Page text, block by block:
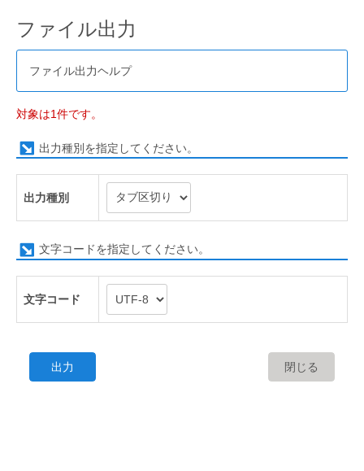
ファイル出力
ファイル出力ヘルプ
対象は1件です。
出力種別を指定してください。
出力種別
文字コードを指定してください。
文字コード